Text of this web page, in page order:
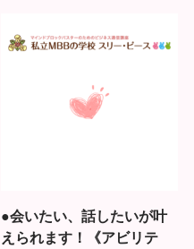
●会いたい、話したいが叶
えられます！《アビリテ